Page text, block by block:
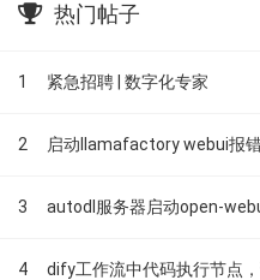
热门帖子
1 紧急招聘 | 数字化专家
2 启动llamafactory webui报
3 autodl服务器启动open-
4 dify工作流中代码执行节点